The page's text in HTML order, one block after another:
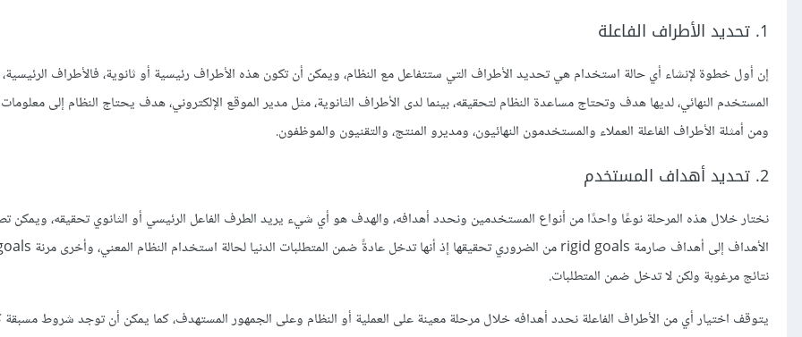
1. تحديد الأطراف الفاعلة
إن أول خطوة لإنشاء أي حالة استخدام هي تحديد الأطراف التي ستتفاعل مع النظام، ويمكن أن تكون هذه الأطراف رئيسية أو ثانوية، فالأطراف
المستخدم النهائي، لديها هدف وتحتاج مساعدة النظام لتحقيقه، بينما لدى الأطراف الثانوية، مثل مدير الموقع الإلكتروني، هدف يحتاج النظام إلى
ومن أمثلة الأطراف الفاعلة العملاء والمستخدمون النهائيون، ومديرو المنتج، والتقنيون والموظفون.
2. تحديد أهداف المستخدم
نختار خلال هذه المرحلة نوعًا واحدًا من أنواع المستخدمين ونحدد أهدافه، والهدف هو أي شيء يريد الطرف الفاعل الرئيسي أو الثانوي تحقيقه، ويمكن
نتائج مرغوبة ولكن لا تدخل ضمن المتطلبات.
يتوقف اختيار أي من الأطراف الفاعلة نحدد أهدافه خلال مرحلة معينة على العملية أو النظام وعلى الجمهور المستهدف، كما يمكن أن توجد شروط